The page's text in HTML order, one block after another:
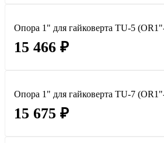
Опора 1" для гайковерта TU-5
15 466 ₽
Опора 1" для гайковерта TU-7
15 675 ₽